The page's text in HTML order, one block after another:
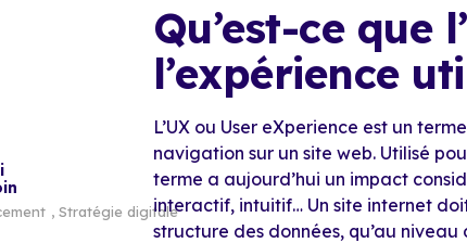
, Stratégie digitale
Qu’est-ce que
l’expérience
L’UX ou User eXperience est un
navigation sur un site web. Utilisé
terme a aujourd’hui un impact
interactif, intuitif… Un site internet
structure des données, qu’au